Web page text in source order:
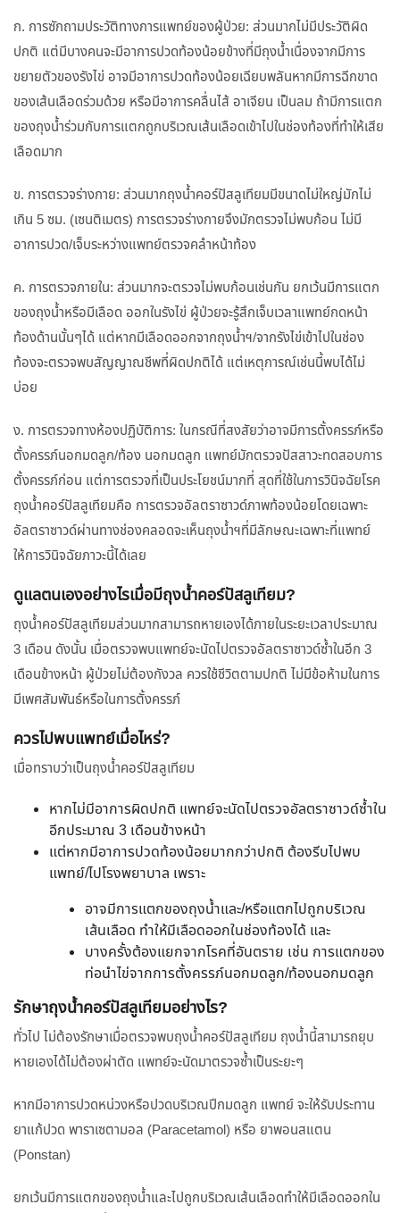
ก. การซักถามประวัติทางการแพทย์ของผู้ป่วย: ส่วนมากไม่มีประวัติผิด
ปกติ แต่มีบางคนจะมีอาการปวดท้องน้อยข้างที่มีถุงน้ำเนื่องจากมีการ
ขยายตัวของรังไข่ อาจมีอาการปวดท้องน้อยเฉียบพลันหากมีการฉีกขาด
ของเส้นเลือดร่วมด้วย หรือมีอาการคลื่นไส้ อาเจียน เป็นลม ถ้ามีการแตก
ของถุงน้ำร่วมกับการแตกถูกบริเวณเส้นเลือดเข้าไปในช่องท้องที่ทำให้เสีย
เลือดมาก
ข. การตรวจร่างกาย: ส่วนมากถุงน้ำคอร์ปัสลูเทียมมีขนาดไม่ใหญ่มักไม่
เกิน 5 ซม. (เซนติเมตร) การตรวจร่างกายจึงมักตรวจไม่พบก้อน ไม่มี
อาการปวด/เจ็บระหว่างแพทย์ตรวจคลำหน้าท้อง
ค. การตรวจภายใน: ส่วนมากจะตรวจไม่พบก้อนเช่นกัน ยกเว้นมีการแตก
ของถุงน้ำหรือมีเลือด ออกในรังไข่ ผู้ป่วยจะรู้สึกเจ็บเวลาแพทย์กดหน้า
ท้องด้านนั้นๆได้ แต่หากมีเลือดออกจากถุงน้ำฯ/จากรังไข่เข้าไปในช่อง
ท้องจะตรวจพบสัญญาณชีพที่ผิดปกติได้ แต่เหตุการณ์เช่นนี้พบได้ไม่
บ่อย
ง. การตรวจทางห้องปฏิบัติการ: ในกรณีที่สงสัยว่าอาจมีการตั้งครรภ์หรือ
ตั้งครรภ์นอกมดลูก/ท้อง นอกมดลูก แพทย์มักตรวจปัสสาวะทดสอบการ
ตั้งครรภ์ก่อน แต่การตรวจที่เป็นประโยชน์มากที่ สุดที่ใช้ในการวินิจฉัยโรค
ถุงน้ำคอร์ปัสลูเทียมคือ การตรวจอัลตราซาวด์ภาพท้องน้อยโดยเฉพาะ
อัลตราซาวด์ผ่านทางช่องคลอดจะเห็นถุงน้ำฯที่มีลักษณะเฉพาะที่แพทย์
ให้การวินิจฉัยภาวะนี้ได้เลย
ดูแลตนเองอย่างไรเมื่อมีถุงน้ำคอร์ปัสลูเทียม?
ถุงน้ำคอร์ปัสลูเทียมส่วนมากสามารถหายเองได้ภายในระยะเวลาประมาณ
3 เดือน ดังนั้น เมื่อตรวจพบแพทย์จะนัดไปตรวจอัลตราซาวด์ซ้ำในอีก 3
เดือนข้างหน้า ผู้ป่วยไม่ต้องกังวล ควรใช้ชีวิตตามปกติ ไม่มีข้อห้ามในการ
มีเพศสัมพันธ์หรือในการตั้งครรภ์
ควรไปพบแพทย์เมื่อไหร่?
เมื่อทราบว่าเป็นถุงน้ำคอร์ปัสลูเทียม
หากไม่มีอาการผิดปกติ แพทย์จะนัดไปตรวจอัลตราซาวด์ซ้ำใน
อีกประมาณ 3 เดือนข้างหน้า
แต่หากมีอาการปวดท้องน้อยมากกว่าปกติ ต้องรีบไปพบ
แพทย์/ไปโรงพยาบาล เพราะ
อาจมีการแตกของถุงน้ำและ/หรือแตกไปถูกบริเวณ
เส้นเลือด ทำให้มีเลือดออกในช่องท้องได้ และ
บางครั้งต้องแยกจากโรคที่อันตราย เช่น การแตกของ
ท่อนำไข่จากการตั้งครรภ์นอกมดลูก/ท้องนอกมดลูก
รักษาถุงน้ำคอร์ปัสลูเทียมอย่างไร?
ทั่วไป ไม่ต้องรักษาเมื่อตรวจพบถุงน้ำคอร์ปัสลูเทียม ถุงน้ำนี้สามารถยุบ
หายเองได้ไม่ต้องผ่าตัด แพทย์จะนัดมาตรวจซ้ำเป็นระยะๆ
หากมีอาการปวดหน่วงหรือปวดบริเวณปีกมดลูก แพทย์ จะให้รับประทาน
ยาแก้ปวด พาราเซตามอล (Paracetamol) หรือ ยาพอนสแตน
(Ponstan)
ยกเว้นมีการแตกของถุงน้ำและไปถูกบริเวณเส้นเลือดทำให้มีเลือดออกใน